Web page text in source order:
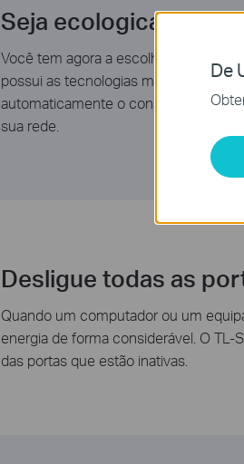
Seja ecologicamente
Você tem agora a escolha a chance
possui as tecnologias mais recentes
automaticamente o consumo de
sua rede.
Desligue todas as
Quando um computador ou um
energia de forma considerável. O
das portas que estão inativas.
De